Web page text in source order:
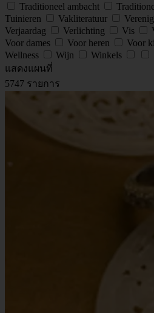
Traditioneel ambacht
Tuinieren
Vakliteratuur
Verjaardag
Verlichting Vis
Voor dames
Voor heren Voor
Wellness
Wijn
Winkels
แสดงแผนที่
5747 รายการ